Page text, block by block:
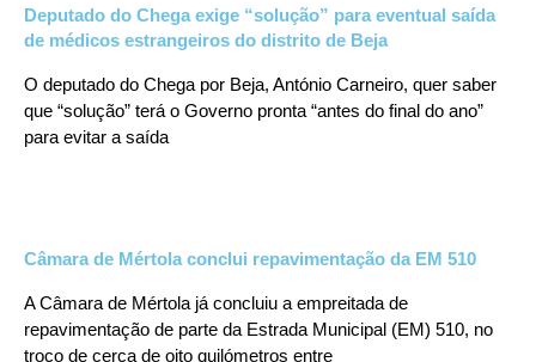
Deputado do Chega exige “solução” para eventual saída
de médicos estrangeiros do distrito de Beja
O deputado do Chega por Beja, António Carneiro, quer saber
que “solução” terá o Governo pronta “antes do final do ano”
para evitar a saída
Câmara de Mértola conclui repavimentação da EM 510
A Câmara de Mértola já concluiu a empreitada de
repavimentação de parte da Estrada Municipal (EM) 510, no
troço de cerca de oito quilómetros entre